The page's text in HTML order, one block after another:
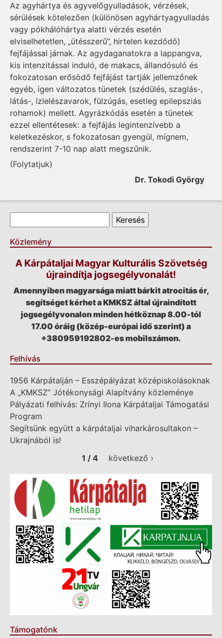
Az agyhártya és agyvelőgyulladá­sok, vérzések,
sérülések kötelezően (különösen agyhártyagyulladás
vagy pókhálóhártya alatti vérzés esetén
elviselhetetlen, „ütésszerű”, hirtelen kezdődő)
fejfájással járnak. Az agydagana­tokra a lappangva,
kis intenzitással induló, de makacs, állandósuló és
fokozatosan erősödő fejfájást tartják jellemzőnek
egyéb, igen változatos tünetek (szédülés, szaglás-,
látás-, ízlelés­zavarok, fülzúgás, esetleg epilepsziás
rohamok) mellett. Agyrázkódás esetén a tünetek
ezzel ellentétesek: a fejfájás legintenzívebb a
keletkezéskor, s fokozatosan gyengül, mígnem,
rendszerint 7-10 nap alatt megszűnik.
(Folytatjuk)
Dr. Tokodi György
Keresés űrlap
Keresés
Közlemény
A Kárpátaljai Magyar Kulturális Szövetség
újraindítja jogsegélyvonalát!
Amennyiben magyarsága miatt bárkit atrocitás ér,
segítséget kérhet a KMKSZ által újraindított
jogsegélyvonalon minden hétköznap 8.00-tól
17.00 óráig (közép-európai idő szerint) a
+380959192802-es mobilszámon.
Felhívás
1956 Kárpátalján – Esszépályázat középiskolásoknak
A „KMKSZ” Jótékonysági Alapítvány közleménye
Pályázati felhívás: Zrínyi Ilona Kárpátaljai Támogatási
Program
Segítsünk együtt a kárpátaljai viharkárosultakon –
Ukrajnából is!
1 / 4
következő ›
Támogatónk